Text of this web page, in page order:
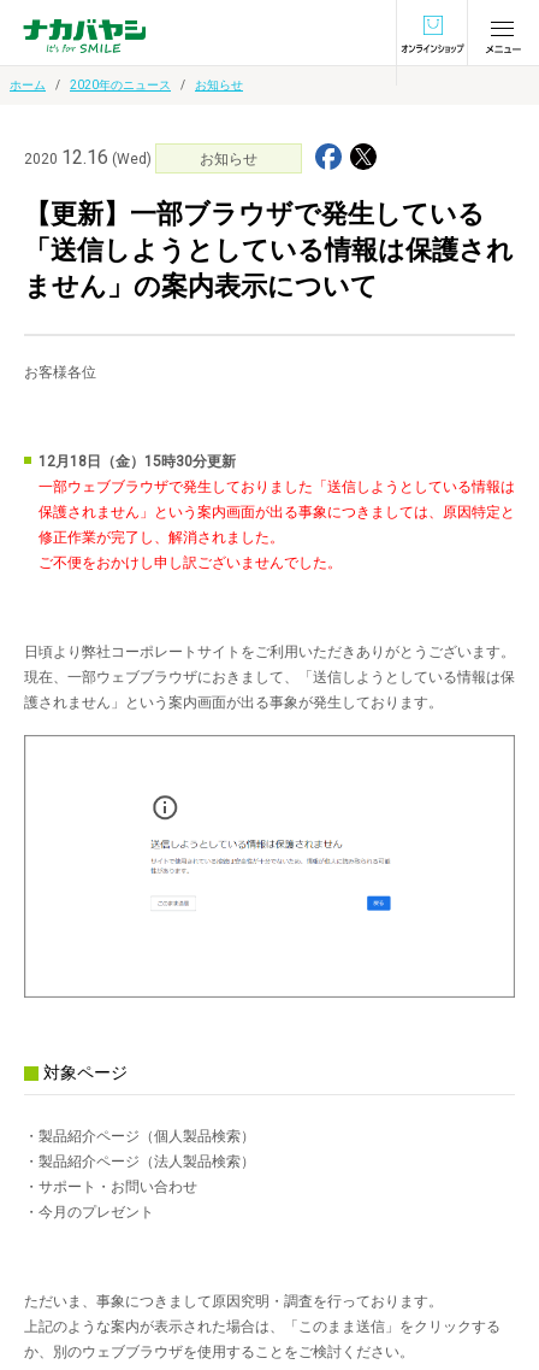
オンラインショ
ホーム 2020年のニュース お知らせ
2020 12.16 (Wed) お知らせ
【更新】一部ブラウザで発生している
「送信しようとしている情報は保護され
ません」の案内表示について
お客様各位
12月18日（金）15時30分更新
一部ウェブブラウザで発生しておりました「送信しようとしている情報は
保護されません」という案内画面が出る事象につきましては、原因特定と
修正作業が完了し、解消されました。
ご不便をおかけし申し訳ございませんでした。
日頃より弊社コーポレートサイトをご利用いただきありがとうございます。
現在、一部ウェブブラウザにおきまして、「送信しようとしている情報は保
護されません」という案内画面が出る事象が発生しております。
対象ページ
・製品紹介ページ（個人製品検索）
・製品紹介ページ（法人製品検索）
・サポート・お問い合わせ
・今月のプレゼント
ただいま、事象につきまして原因究明・調査を行っております。
上記のような案内が表示された場合は、「このまま送信」をクリックする
か、別のウェブブラウザを使用することをご検討ください。